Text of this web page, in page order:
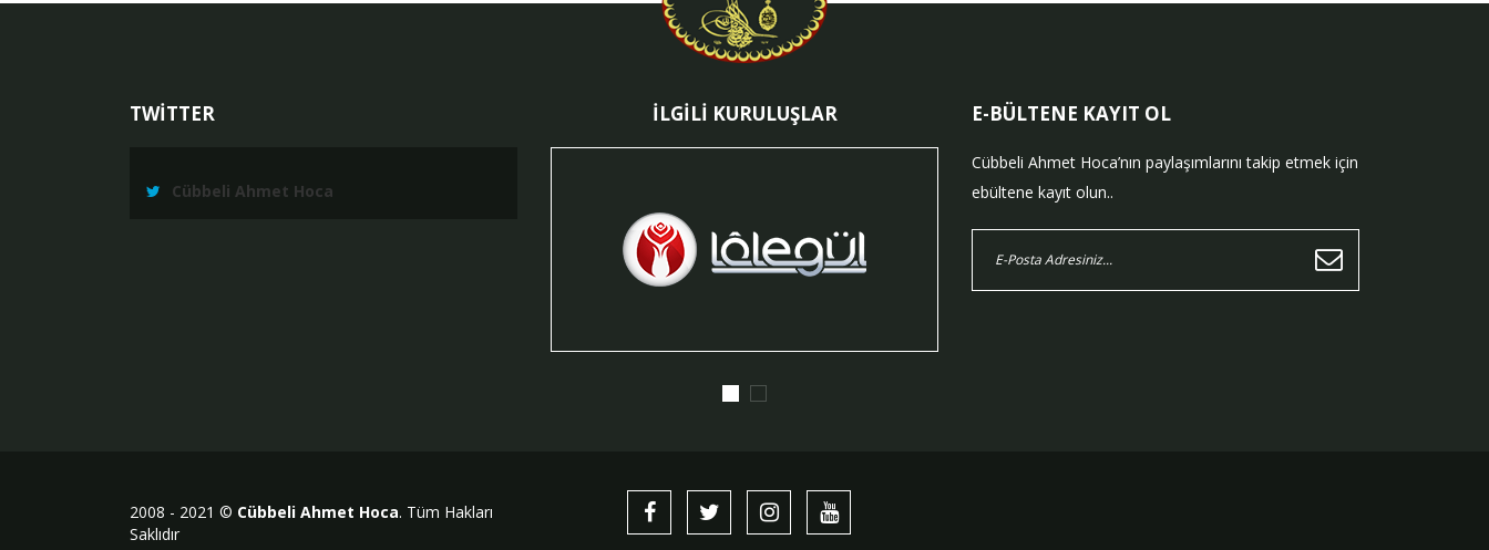
TWİTTER
Cübbeli Ahmet Hoca
İLGİLİ KURULUŞLAR E-BÜLTENE KAYIT OL
Cübbeli Ahmet Hoca’nın paylaşımlarını takip etmek için
ebültene kayıt olun..
2008 - 2021 © Cübbeli Ahmet Hoca. Tüm Hakları
Saklıdır